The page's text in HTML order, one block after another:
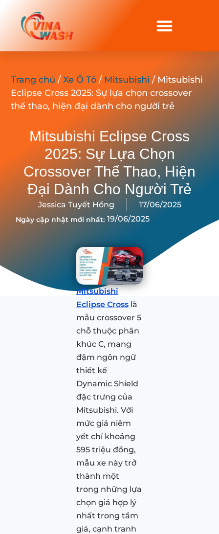
Trang chủ /Xe Ô Tô / Mitsubishi / Mitsubishi
Eclipse Cross 2025: Sự lựa chọn crossover
thể thao, hiện đại dành cho người trẻ
Mitsubishi Eclipse Cross
2025: Sự Lựa Chọn
Crossover Thể Thao, Hiện
Đại Dành Cho Người Trẻ
Jessica Tuyết Hồng 17/06/2025
Ngày cập nhật mới nhất: 19/06/2025
Mitsubishi
Eclipse Cross là
mẫu crossover 5
chỗ thuộc phân
khúc C, mang
đậm ngôn ngữ
thiết kế
Dynamic Shield
đặc trưng của
Mitsubishi. Với
mức giá niêm
yết chỉ khoảng
595 triệu đồng,
mẫu xe này trở
thành một
trong những lựa
chọn giá hợp lý
nhất trong tầm
giá, cạnh tranh